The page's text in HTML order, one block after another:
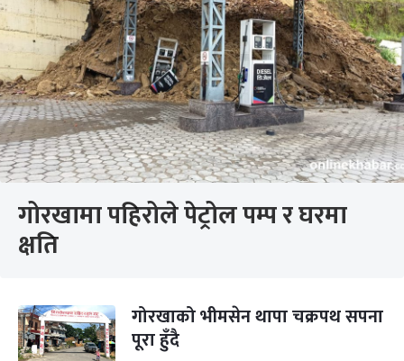
गोरखामा पहिरोले पेट्रोल पम्प र घरमा
क्षति
गोरखाको भीमसेन थापा चक्रपथ सपना
पूरा हुँदै